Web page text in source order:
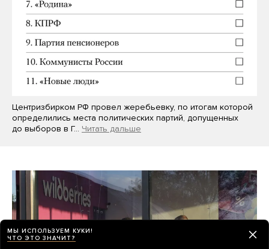
Центризбирком РФ провел жеребьевку, по итогам которой
определились места политических партий, допущенных
до выборов в Г… Читать дальше
МЫ ИСПОЛЬЗУЕМ КУКИ!
ЧТО ЭТО ЗНАЧИТ?